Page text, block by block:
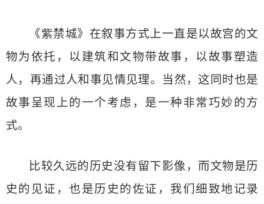
《紫禁城》在叙事方式上一直是以故宫的文
物为依托，以建筑和文物带故事，以故事塑造
人，再通过人和事见情见理。当然，这同时也是
故事呈现上的一个考虑，是一种非常巧妙的方
式。
比较久远的历史没有留下影像，而文物是历
史的见证，也是历史的佐证，我们细致地记录